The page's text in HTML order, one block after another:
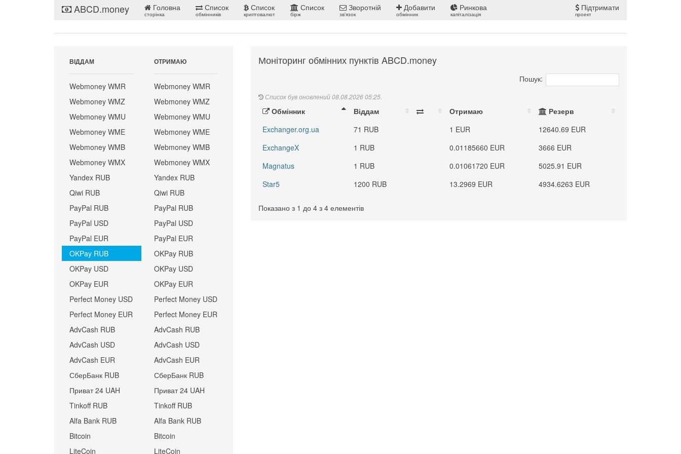
ABCD.money Головна
сторінка
Список
обмінників
Список
криптовалют
Список
бірж
Зворотній
зв'язок
Добавити
обмінник
Ринкова
капіталізація
Підтримати
проект
ВІДДАМ
Webmoney WMR
Webmoney WMZ
Webmoney WMU
Webmoney WME
Webmoney WMB
Webmoney WMX
Yandex RUB
Qiwi RUB
PayPal RUB
PayPal USD
PayPal EUR
OKPay RUB
OKPay USD
OKPay EUR
Perfect Money USD
Perfect Money EUR
AdvCash RUB
AdvCash USD
AdvCash EUR
СберБанк RUB
Приват 24 UAH
Tinkoff RUB
Alfa Bank RUB
Bitcoin
LiteCoin
ОТРИМАЮ
Webmoney WMR
Webmoney WMZ
Webmoney WMU
Webmoney WME
Webmoney WMB
Webmoney WMX
Yandex RUB
Qiwi RUB
PayPal RUB
PayPal USD
PayPal EUR
OKPay RUB
OKPay USD
OKPay EUR
Perfect Money USD
Perfect Money EUR
AdvCash RUB
AdvCash USD
AdvCash EUR
СберБанк RUB
Приват 24 UAH
Tinkoff RUB
Alfa Bank RUB
Bitcoin
LiteCoin
Моніторинг обмінних пунктів ABCD.money
Пошук:
Список був оновлений 08.08.2026 05:25.
Обмінник Віддам Отримаю
Резерв
Exchanger.org.ua
71 RUB 1 EUR
12640.69 EUR
ExchangeX
1 RUB 0.01185660 EUR
3666 EUR
Magnatus
1 RUB 0.01061720 EUR
5025.91 EUR
Star5
1200 RUB 13.2969 EUR 4934.6263 EUR
Показано з 1 до 4 з 4 елементів